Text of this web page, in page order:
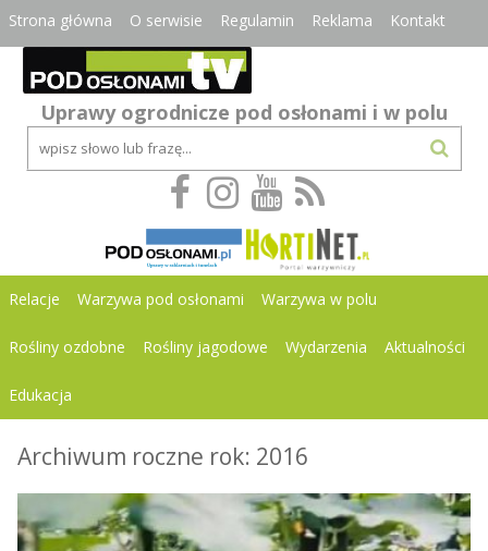
Strona główna O serwisie Regulamin Reklama Kontakt
Uprawy ogrodnicze pod osłonami i w polu
Relacje Warzywa pod osłonami Warzywa w polu
Rośliny ozdobne Rośliny jagodowe Wydarzenia Aktualności
Edukacja
Archiwum roczne rok: 2016